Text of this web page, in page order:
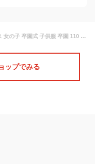
即納 入学式 ワンピース 女の子 卒園式 子供服 卒園 110 120 130 cm スカート キッズ フォーマル 子供 スーツ グレー 黒 ブラック 卒園
ップでみる